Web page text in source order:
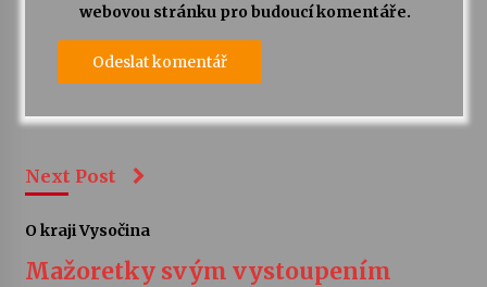
webovou stránku pro budoucí komentáře.
Next Post
O kraji Vysočina
Mažoretky svým vystoupením